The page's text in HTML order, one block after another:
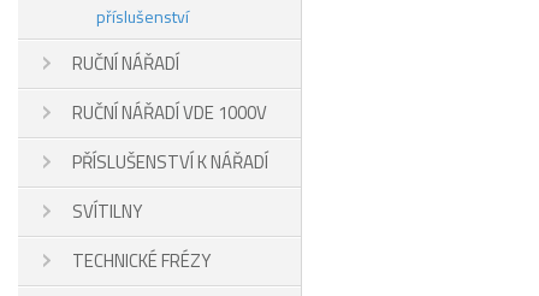
příslušenství
RUČNÍ NÁŘADÍ
RUČNÍ NÁŘADÍ VDE 1000V
PŘÍSLUŠENSTVÍ K NÁŘADÍ
SVÍTILNY
TECHNICKÉ FRÉZY